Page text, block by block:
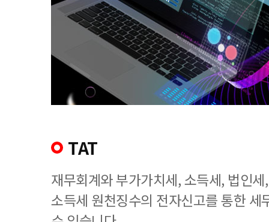
TAT
재무회계와 부가가치세, 소득세, 법인
소득세 원천징수의 전자신고를 통한 세